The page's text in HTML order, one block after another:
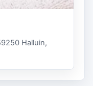
Halluin,